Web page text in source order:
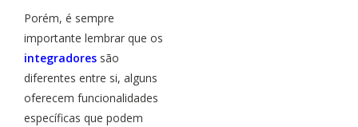
Porém, é sempre
importante lembrar que os
integradores são
diferentes entre si, alguns
oferecem funcionalidades
específicas que podem